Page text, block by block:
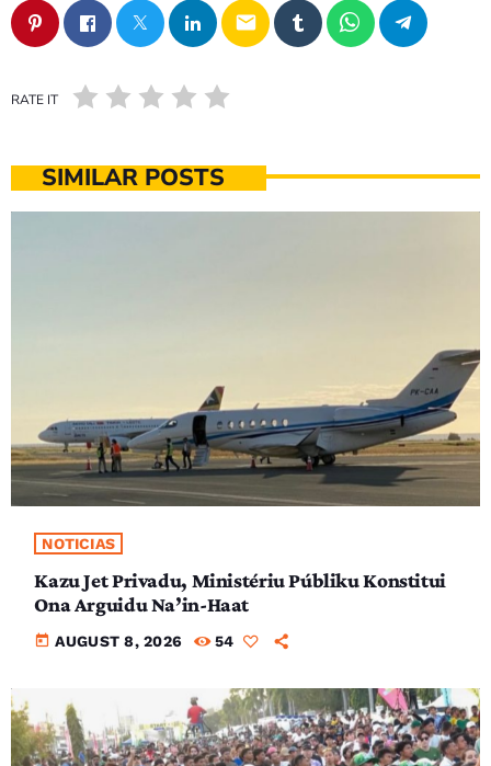
email
RATE IT
SIMILAR POSTS
NOTICIAS
Kazu Jet Privadu, Ministériu Públiku Konstitui
Ona Arguidu Na’in-Haat
today AUGUST 8, 2026 54